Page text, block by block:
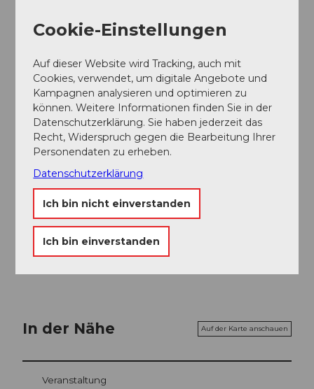
Bike Transport
Bike wash
Autor:in
Engelberg - Titlis Tourismus
Organisation
Engelberg-Titlis Tourismus
Unser Tipp
Ein kulinarischer Stop imHotel Restaurant Bänklialp
lohnt sich in jedem Fall.
In der Nähe Auf der Karte anschauen
Veranstaltung
Cookie-Einstellungen
Auf dieser Website wird Tracking, auch mit
Cookies, verwendet, um digitale Angebote und
Kampagnen analysieren und optimieren zu
können. Weitere Informationen finden Sie in der
Datenschutzerklärung. Sie haben jederzeit das
Recht, Widerspruch gegen die Bearbeitung Ihrer
Personendaten zu erheben.
Datenschutzerklärung
Ich bin nicht einverstanden
Ich bin einverstanden